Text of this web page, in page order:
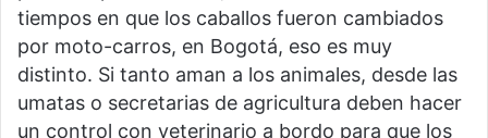
tiempos en que los caballos fueron cambiados
por moto-carros, en Bogotá, eso es muy
distinto. Si tanto aman a los animales, desde las
umatas o secretarias de agricultura deben hacer
un control con veterinario a bordo para que los